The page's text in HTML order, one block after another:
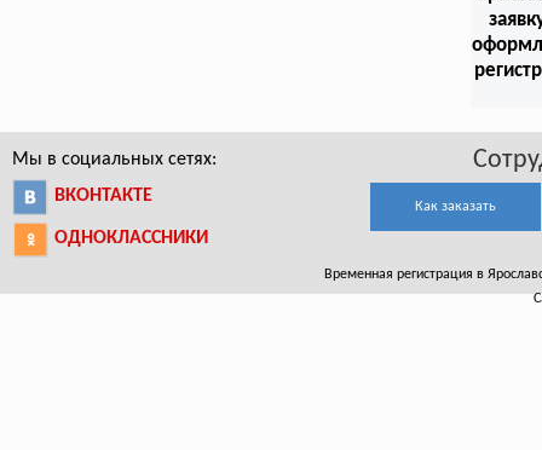
Мы в социальных сетях:
ВКОНТАКТЕ
ОДНОКЛАССНИКИ
Как заказать
Временная регистрация в